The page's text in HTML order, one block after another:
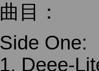
曲目：
Side One:
1. Deee-